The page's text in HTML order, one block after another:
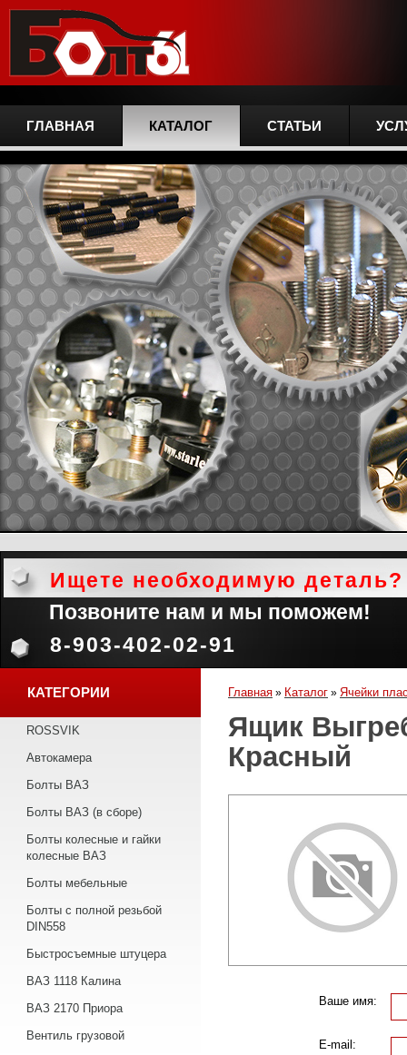
ГЛАВНАЯ КАТАЛОГ СТАТЬИ
Ищете необходимую деталь?
Позвоните нам и мы поможем!
8-903-402-02-91
КАТЕГОРИИ
ROSSVIK
Автокамера
Болты ВАЗ
Болты ВАЗ (в сборе)
Болты колесные и гайки
колесные ВАЗ
Болты мебельные
Болты с полной резьбой
DIN558
Быстросъемные штуцера
ВАЗ 1118 Калина
ВАЗ 2170 Приора
Вентиль грузовой
Главная » Каталог » Ячейки
Ящик
Красный
Ваше имя:
E-mail: